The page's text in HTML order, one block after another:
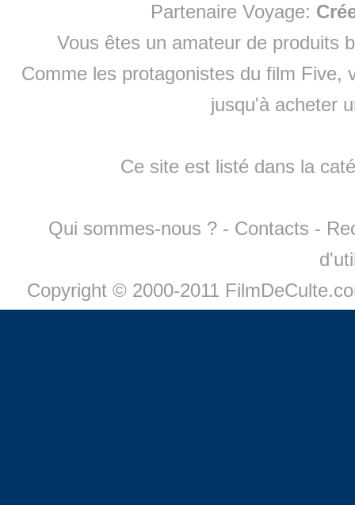
Partenaire Voyage:
Vous êtes un amateur de produits
Comme les protagonistes du film Five,
jusqu'à acheter
Ce site est listé dans la
Qui sommes-nous ? - Contacts -
Copyright © 2000-2011